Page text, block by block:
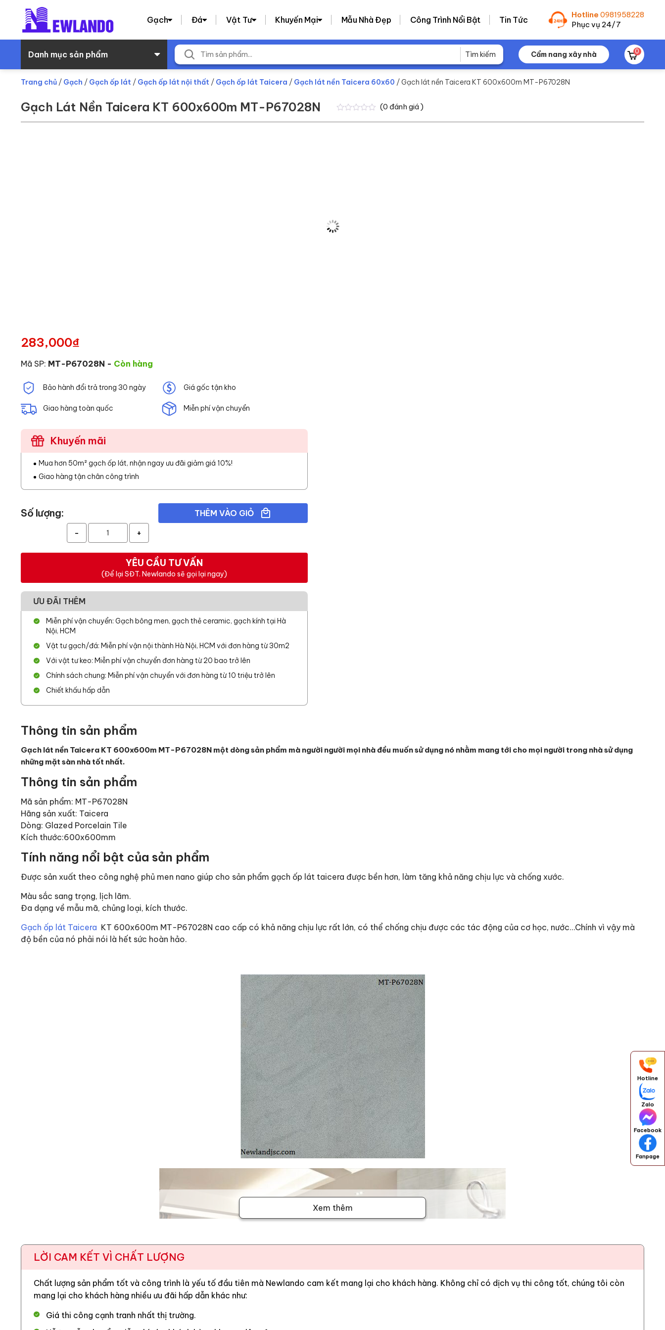
Gạch Đá Vật Tư Khuyến Mại Mẫu Nhà Đẹp Công Trình Nổi Bật Tin Tức
Hotline 0981958228
Phục vụ 24/7
Danh mục sản phẩm Cẩm nang xây nhà 0
Trang chủ / Gạch / Gạch ốp lát / Gạch ốp lát nội thất / Gạch ốp lát Taicera / Gạch lát nền Taicera 60x60 / Gạch lát nền Taicera KT 600x600m MT-P67028N
Gạch Lát Nền Taicera KT 600x600m MT-P67028N (0 đánh giá )
283,000₫
Mã SP: MT-P67028N - Còn hàng
Bảo hành đổi trả trong 30 ngày Giá gốc tận kho
Giao hàng toàn quốc Miễn phí vận chuyển
Khuyến mãi
Mua hơn 50m² gạch ốp lát, nhận ngay ưu đãi giảm giá 10%!
Giao hàng tận chân công trình
Số lượng:
- +
THÊM VÀO GIỎ
YÊU CẦU TƯ VẤN
(Để lại SĐT. Newlando sẽ gọi lại ngay)
ƯU ĐÃI THÊM
Miễn phí vận chuyển: Gạch bông men, gạch thẻ ceramic, gạch kính tại Hà
Nội, HCM
Vật tư gạch/đá: Miễn phí vận nội thành Hà Nội, HCM với đơn hàng từ 30m2
Với vật tư keo: Miễn phí vận chuyển đơn hàng từ 20 bao trở lên
Chính sách chung: Miễn phí vận chuyển với đơn hàng từ 10 triệu trở lên
Chiết khấu hấp dẫn
Thông tin sản phẩm
Gạch lát nền Taicera KT 600x600m MT-P67028N một dòng sản phẩm mà người người mọi nhà đều muốn sử dụng nó nhằm mang tới cho mọi người trong nhà sử dụng
những mặt sàn nhà tốt nhất.
Thông tin sản phẩm
Mã sản phẩm: MT-P67028N
Hãng sản xuất: Taicera
Dòng: Glazed Porcelain Tile
Kích thước:600x600mm
Tính năng nổi bật của sản phẩm
Được sản xuất theo công nghệ phủ men nano giúp cho sản phẩm gạch ốp lát taicera được bền hơn, làm tăng khả năng chịu lực và chống xước.
Màu sắc sang trọng, lịch lãm.
Đa dạng về mẫu mã, chủng loại, kích thước.
Gạch ốp lát Taicera KT 600x600m MT-P67028N cao cấp có khả năng chịu lực rất lớn, có thể chống chịu được các tác động của cơ học, nước…Chính vì vậy mà
độ bền của nó phải nói là hết sức hoàn hảo.
Xem thêm
LỜI CAM KẾT VÌ CHẤT LƯỢNG
Chất lượng sản phẩm tốt và công trình là yếu tố đầu tiên mà Newlando cam kết mang lại cho khách hàng. Không chỉ có dịch vụ thi công tốt, chúng tôi còn
mang lại cho khách hàng nhiều ưu đãi hấp dẫn khác như:
Giá thi công cạnh tranh nhất thị trường.
Hotline
Zalo
Facebook
Fanpage